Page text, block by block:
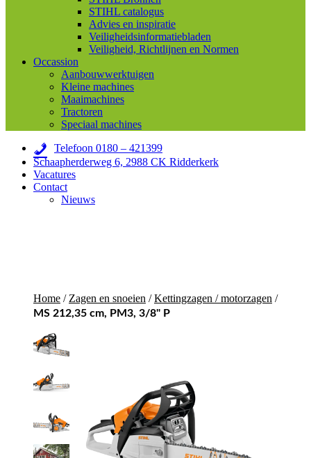
STIHL catalogus
Advies en inspiratie
Veiligheidsinformatiebladen
Veiligheid, Richtlijnen en Normen
Occassion
Aanbouwwerktuigen
Kleine machines
Maaimachines
Tractoren
Speciaal machines
Telefoon 0180 – 421399
Schaapherderweg 6, 2988 CK Ridderkerk
Vacatures
Contact
Nieuws
Home / Zagen en snoeien /Kettingzagen / motorzagen /
MS 212,35 cm, PM3, 3/8" P